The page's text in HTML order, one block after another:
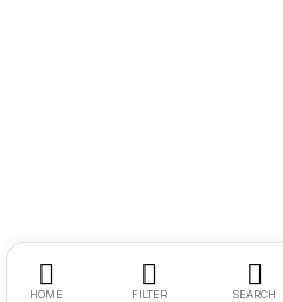
HOME FILTER SEARCH